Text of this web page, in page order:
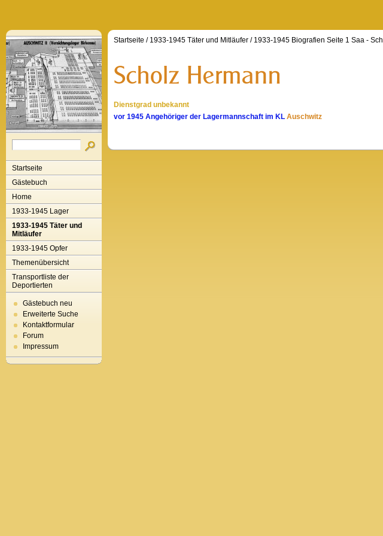
Startseite
Gästebuch
Home
1933-1945 Lager
1933-1945 Täter und
Mitläufer
1933-1945 Opfer
Themenübersicht
Transportliste der
Deportierten
Gästebuch neu
Erweiterte Suche
Kontaktformular
Forum
Impressum
Startseite / 1933-1945 Täter und Mitläufer / 1933-1945 Biografien Seite 1 Saa - Sch
Dienstgrad unbekannt
vor 1945 Angehöriger der Lagermannschaft im KL Auschwitz